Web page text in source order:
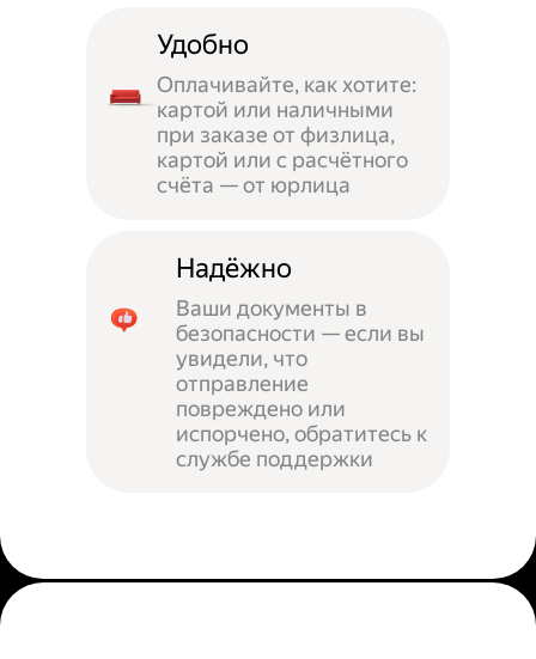
Удобно
Оплачивайте, как хотите:
картой или наличными
при заказе от физлица,
картой или с расчётного
счёта — от юрлица
Надёжно
Ваши документы в
безопасности — если вы
увидели, что
отправление
повреждено или
испорчено, обратитесь к
службе поддержки